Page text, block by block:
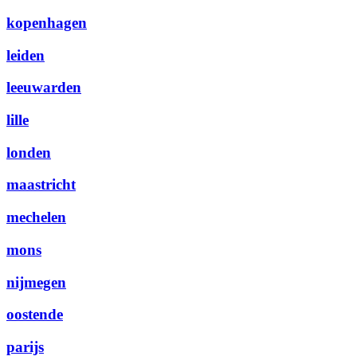
kopenhagen
leiden
leeuwarden
lille
londen
maastricht
mechelen
mons
nijmegen
oostende
parijs